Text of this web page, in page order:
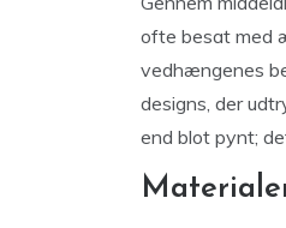
ofte besat med
vedhængenes
designs, der
end blot pynt;